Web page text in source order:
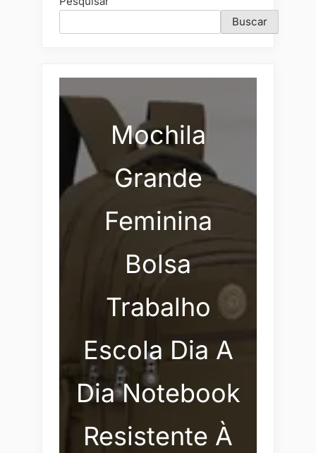
Buscar
Mochila
Grande
Feminina
Bolsa
Trabalho
Escola Dia A
Dia Notebook
Resistente À